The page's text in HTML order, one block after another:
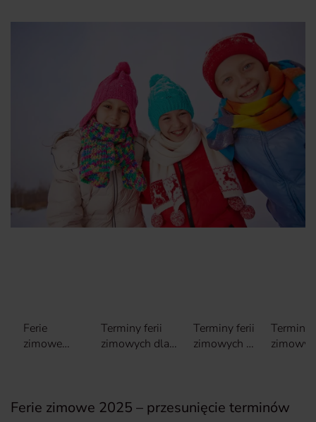
Ferie
zimowe
Terminy ferii
zimowych dla
Terminy ferii
zimowych –
Terminy
Ferie zimowe 2025 – przesunięcie terminów